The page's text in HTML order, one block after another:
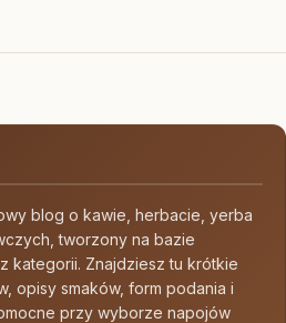
blog o kawie, herbacie, yerba
tworzony na bazie
kategorii. Znajdziesz tu krótkie
opisy smaków, form podania i
przy wyborze napojów